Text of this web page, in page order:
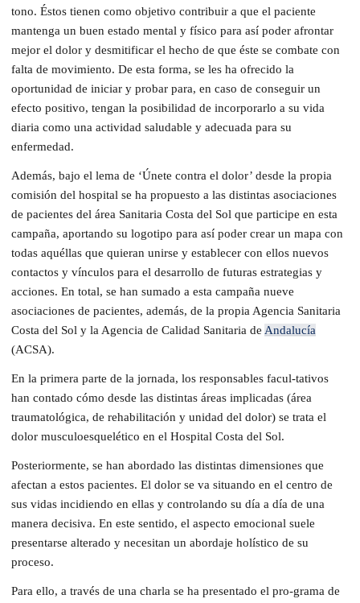
tono. Éstos tienen como objetivo contribuir a que el paciente
mantenga un buen estado mental y físico para así poder afrontar
mejor el dolor y desmitificar el hecho de que éste se combate con
falta de movimiento. De esta forma, se les ha ofrecido la
oportunidad de iniciar y probar para, en caso de conseguir un
efecto positivo, tengan la posibilidad de incorporarlo a su vida
diaria como una actividad saludable y adecuada para su
enfermedad.
Además, bajo el lema de ‘Únete contra el dolor’ desde la propia
comisión del hospital se ha propuesto a las distintas asociaciones
de pacientes del área Sanitaria Costa del Sol que participe en esta
campaña, aportando su logotipo para así poder crear un mapa con
todas aquéllas que quieran unirse y establecer con ellos nuevos
contactos y vínculos para el desarrollo de futuras estrategias y
acciones. En total, se han sumado a esta campaña nueve
asociaciones de pacientes, además, de la propia Agencia Sanitaria
Costa del Sol y la Agencia de Calidad Sanitaria de Andalucía
(ACSA).
En la primera parte de la jornada, los responsables facul-tativos
han contado cómo desde las distintas áreas implicadas (área
traumatológica, de rehabilitación y unidad del dolor) se trata el
dolor musculoesquelético en el Hospital Costa del Sol.
Posteriormente, se han abordado las distintas dimensiones que
afectan a estos pacientes. El dolor se va situando en el centro de
sus vidas incidiendo en ellas y controlando su día a día de una
manera decisiva. En este sentido, el aspecto emocional suele
presentarse alterado y necesitan un abordaje holístico de su
proceso.
Para ello, a través de una charla se ha presentado el pro-grama de